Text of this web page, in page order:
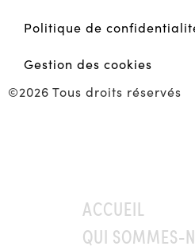
Politique de
Gestion des cookies
©2026 Tous droits réservés
ACCUEIL
QUI SOMMES-